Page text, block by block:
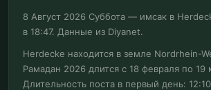
8 Август 2026 Суббота — имсак в
в 18:47. Данные из Diyanet.
Herdecke находится в земле Nordrhein-
Рамадан 2026 длится с 18 февраля по 19
Длительность поста в первый день: